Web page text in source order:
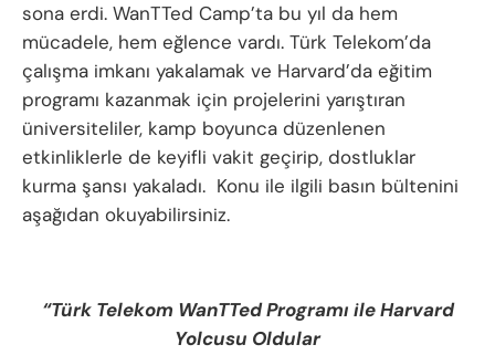
sona erdi. WanTTed Camp’ta bu yıl da hem
mücadele, hem eğlence vardı. Türk Telekom’da
çalışma imkanı yakalamak ve Harvard’da eğitim
programı kazanmak için projelerini yarıştıran
üniversiteliler, kamp boyunca düzenlenen
etkinliklerle de keyifli vakit geçirip, dostluklar
kurma şansı yakaladı. Konu ile ilgili basın bültenini
aşağıdan okuyabilirsiniz.
“Türk Telekom WanTTed Programı ile Harvard
Yolcusu Oldular